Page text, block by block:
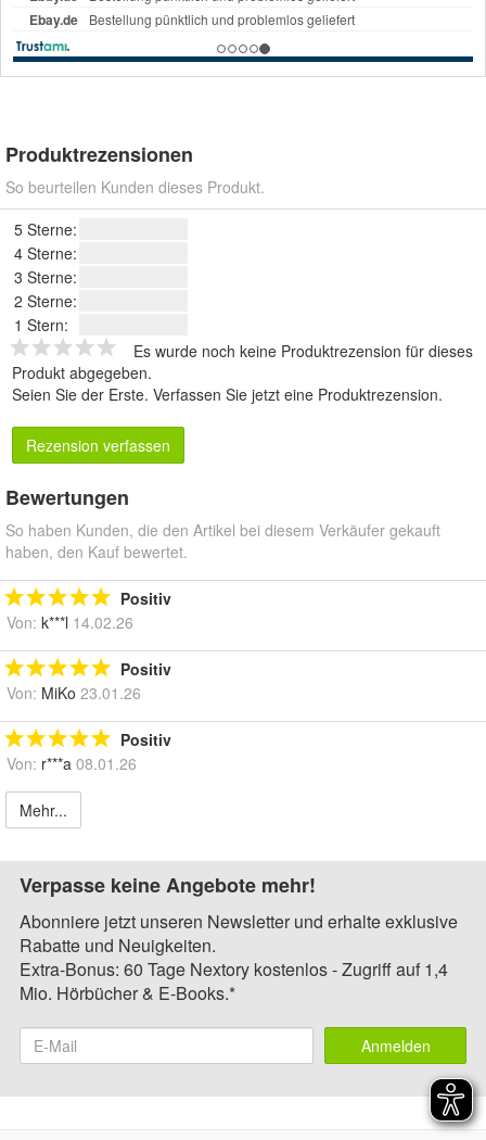
Produktrezensionen
So beurteilen Kunden dieses Produkt.
5 Sterne:
4 Sterne:
3 Sterne:
2 Sterne:
1 Stern:
Es wurde noch keine Produktrezension für dieses
Produkt abgegeben.
Seien Sie der Erste. Verfassen Sie jetzt eine Produktrezension.
Rezension verfassen
Bewertungen
So haben Kunden, die den Artikel bei diesem Verkäufer gekauft
haben, den Kauf bewertet.
Positiv
Von: k***l 14.02.26
Positiv
Von: MiKo 23.01.26
Positiv
Von: r***a 08.01.26
Mehr...
Verpasse keine Angebote mehr!
Abonniere jetzt unseren Newsletter und erhalte exklusive
Rabatte und Neuigkeiten.
Extra-Bonus: 60 Tage Nextory kostenlos - Zugriff auf 1,4
Mio. Hörbücher & E-Books.*
Anmelden